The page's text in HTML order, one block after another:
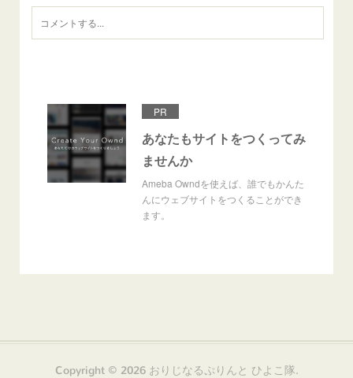
PR
あなたもサイトをつくってみ
ませんか
Ameba Owndを使えば、誰でもかんた
んにウェブサイトをつくることができ
ます。
Copyright © 2026 おりじなるぷりんと ひよこ隊.